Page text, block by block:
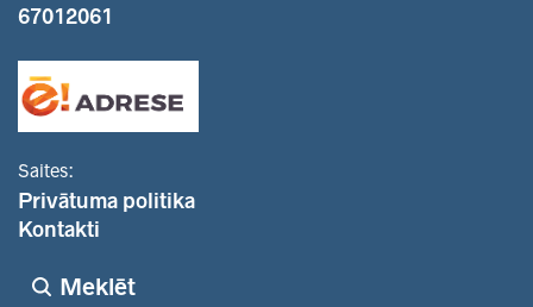
67012061
Saites:
Privātuma politika
Kontakti
Meklēt